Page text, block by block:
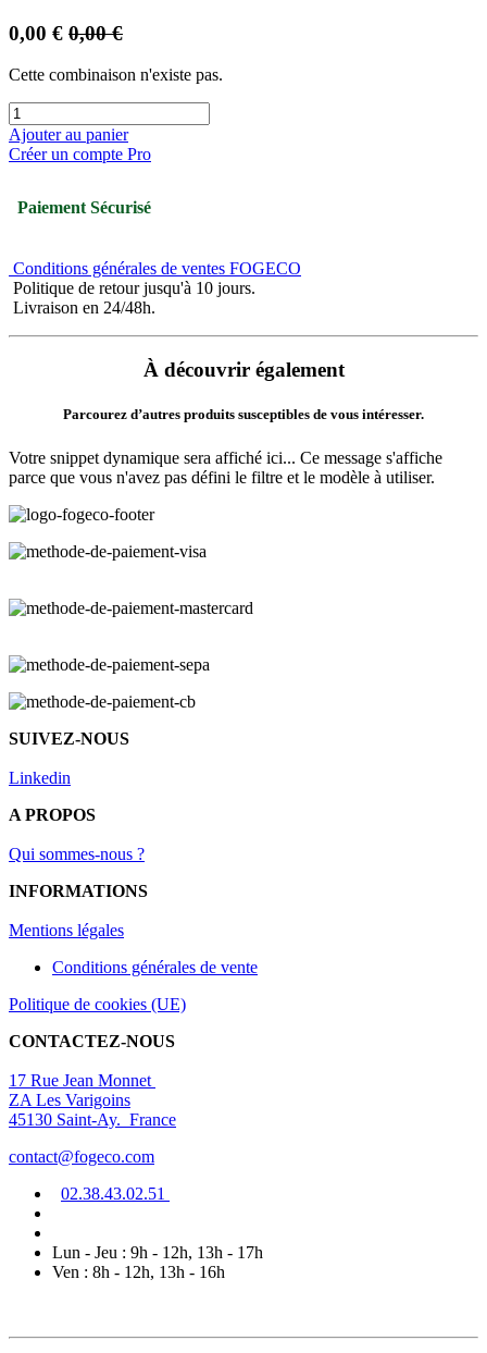
0,00 € 0,00€
Cette combinaison n'existe pas.
Ajouter au panier
Créer un compte Pro
Paiement Sécurisé
Conditions générales de ventes FOGECO
Politique de retour jusqu'à 10 jours.
Livraison en 24/48h.
À découvrir également
Parcourez d’autres produits susceptibles de vous intéresser.
Votre snippet dynamique sera affiché ici... Ce message s'affiche
parce que vous n'avez pas défini le filtre et le modèle à utiliser.
SUIVEZ-NOUS
Linkedin
A PROPOS
Qui sommes-nous ?
INFORMATIONS
Mentions légales
Conditions générales de vente
Politique de cookies (UE)
CONTACTEZ-NOUS
17 Rue Jean Monnet
ZA Les Varigoins
45130 Saint-Ay. France
contact@fogeco.com
02.38.43.02.51
Lun - Jeu : 9h - 12h, 13h - 17h
Ven : 8h - 12h, 13h - 16h